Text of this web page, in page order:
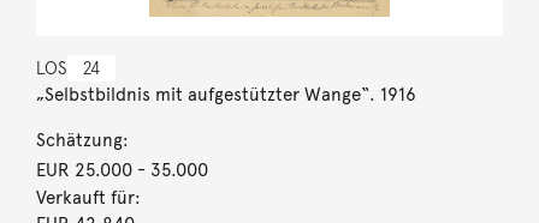
LOS 24
„Selbstbildnis mit aufgestützter Wange“. 1916
Schätzung:
EUR 25.000- 35.000
Verkauft für: